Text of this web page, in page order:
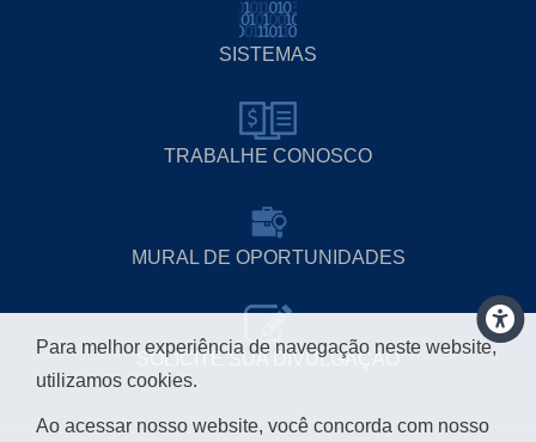
SISTEMAS
TRABALHE CONOSCO
MURAL DE OPORTUNIDADES
SOLICITE SUA DIVULGAÇÃO
Para melhor experiência de navegação neste website,
utilizamos cookies.
Ao acessar nosso website, você concorda com nosso